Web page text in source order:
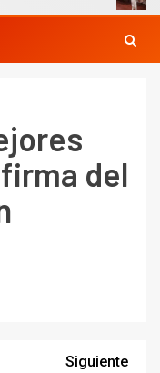
del
Siguiente